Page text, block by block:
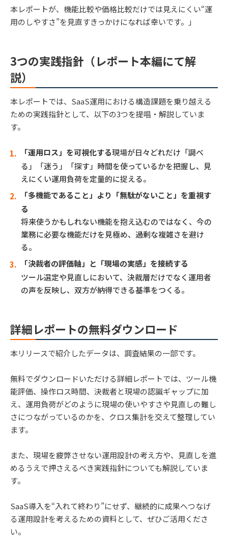
本レポートが、機能比較や価格比較だけでは見えにくい“運
用のしやすさ”を見直すきっかけになれば幸いです。」
3つの実践指針（レポート本編にて解
説）
本レポートでは、SaaS運用における構造課題を乗り越える
ための実践指針として、以下の3つを提唱・解説していま
す。
「運用ロス」を可視化する現場が日々どれだけ「調べ
る」「迷う」「探す」時間を使っているかを把握し、見
えにくい運用負荷を定量的に捉える。
「多機能であること」より「無駄がないこと」を重視す
る
将来使うかもしれない機能を抱え込むのではなく、今の
業務に必要な機能だけを見極め、過剰な複雑さを避け
る。
「決裁者の評価軸」と「現場の実感」を接続する
ツール選定や見直しにおいて、決裁層だけでなく運用者
の声を反映し、双方が納得できる基準をつくる。
詳細レポートの無料ダウンロード
本リリースで紹介したデータは、調査結果の一部です。
無料でダウンロードいただける詳細レポートでは、ツール機
能評価、操作ロス時間、決裁者と現場の認識ギャップに加
え、運用負荷がどのように現場の使いやすさや見直しの難し
さにつながっているのかを、クロス集計を交えて整理してい
ます。
また、現場を疲弊させない運用設計の考え方や、見直しを進
めるうえで押さえるべき実践指針についても解説していま
す。
SaaS導入を“入れて終わり”にせず、継続的に成果へつなげ
る運用設計を考えるための資料として、ぜひご活用くださ
い。